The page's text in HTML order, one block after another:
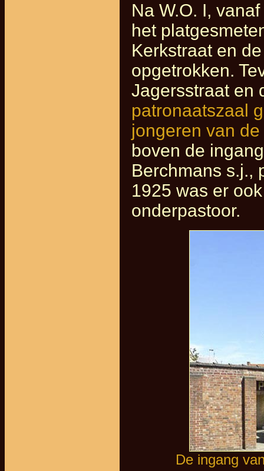
Na W.O. I,
het
Kerkstraat en
opgetrokken.
Jagersstraat en
patronaatszaal
jongeren van de
boven de
Berchmans s.j.,
1925 was er
onderpastoor.
De ingang